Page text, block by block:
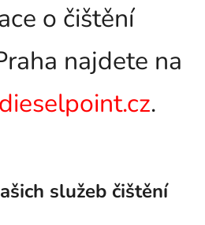
o čištění
najdete na
.
služeb čištění